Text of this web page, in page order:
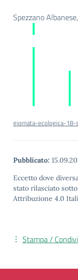
Spezzano
Il
giornata-ecologica-
Pubblicato:
Eccetto dove
stato rilasciato
Attribuzione 4.0
Stampa /